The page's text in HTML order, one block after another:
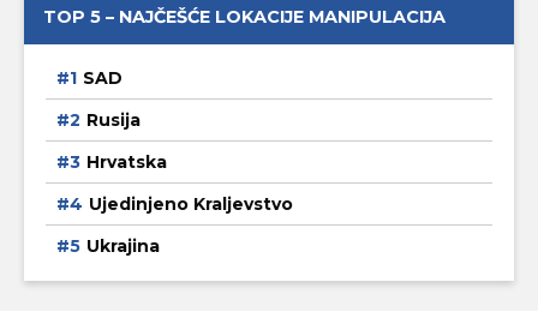
TOP 5 – NAJČEŠĆE LOKACIJE MANIPULACIJA
SAD
Rusija
Hrvatska
Ujedinjeno Kraljevstvo
Ukrajina